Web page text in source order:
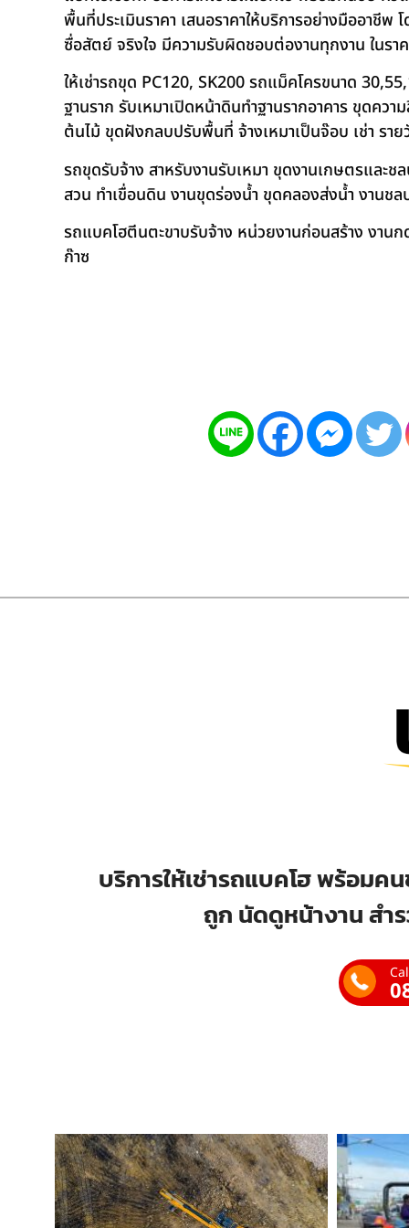
พื้นที่ประเมินราคา เสนอราคาให้บริการอย่างมืออาชี
ซื่อสัตย์ จริงใจ มีความรับผิดชอบต่องานทุกงาน ในรา
ให้เช่ารถขุด PC120, SK200 รถแม็คโครขนาด
ฐานราก รับเหมาเปิดหน้าดินทำฐานรากอาคาร ขุดค
ต้นไม้ ขุดฝังกลบปรับพื้นที่ จ้างเหมาเป็นจ๊อบ เช่า ราย
รถขุดรับจ้าง สาหรับงานรับเหมา ขุดงานเกษตรและ
สวน ทำเขื่อนดิน งานขุดร่องน้ำ ขุดคลองส่งน้ำ งานช
รถแบคโฮตีนตะขาบรับจ้าง หน่วยงานก่อนสร้าง งาน
ก๊าซ
บริการให้เช่ารถแบคโฮ พร้อมค
ถูก นัดดูหน้างาน สำ